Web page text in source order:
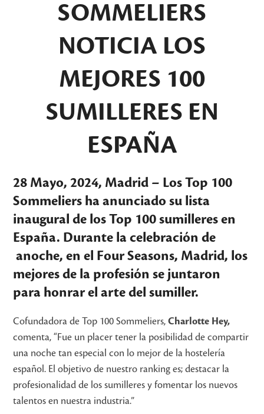
SOMMELIERS
NOTICIA LOS
MEJORES 100
SUMILLERES EN
ESPAÑA
28 Mayo, 2024, Madrid – LosTop 100
Sommeliers ha anunciado su lista
inaugural de los Top 100 sumilleres en
España. Durante la celebración de
anoche, en el Four Seasons, Madrid, los
mejores de la profesión se juntaron
para honrar el arte del sumiller.
Cofundadora de Top 100 Sommeliers,Charlotte Hey,
comenta, “Fue un placer tener la posibilidad de compartir
una noche tan especial con lo mejor de la hostelería
español. El objetivo de nuestro ranking es; destacar la
profesionalidad de los sumilleres y fomentar los nuevos
talentos en nuestra industria.”